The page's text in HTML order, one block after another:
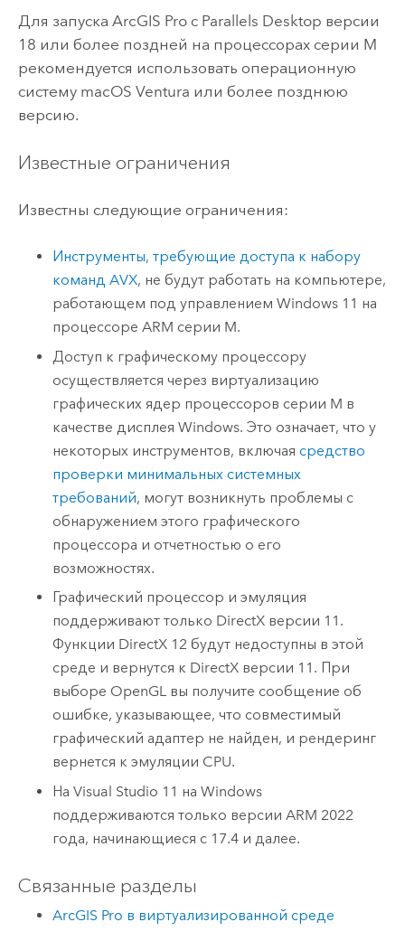
Для запуска ArcGIS Proс Parallels Desktop версии
18 или более поздней на процессорах серии M
рекомендуется использовать операционную
систему macOS Ventura или более позднюю
версию.
Известные ограничения
Известны следующие ограничения:
Инструменты, требующие доступа к набору
команд AVX, не будут работать на компьютере,
работающем под управлениемWindows 11 на
процессореARM серии M.
Доступ к графическому процессору
осуществляется через виртуализацию
графических ядер процессоров серии M в
качестве дисплеяWindows. Это означает, что у
некоторых инструментов, включаясредство
проверки минимальных системных
требований, могут возникнуть проблемы с
обнаружением этого графического
процессора и отчетностью о его
возможностях.
Графический процессор и эмуляция
поддерживают только DirectX версии 11.
Функции DirectX 12 будут недоступны в этой
среде и вернутся к DirectX версии 11. При
выборе OpenGL вы получите сообщение об
ошибке, указывающее, что совместимый
графический адаптер не найден, и рендеринг
вернется к эмуляции CPU.
НаVisual Studio 11 наWindows
поддерживаются только версииARM 2022
года, начинающиеся с 17.4 и далее.
Связанные разделы
ArcGIS Pro в виртуализированной среде